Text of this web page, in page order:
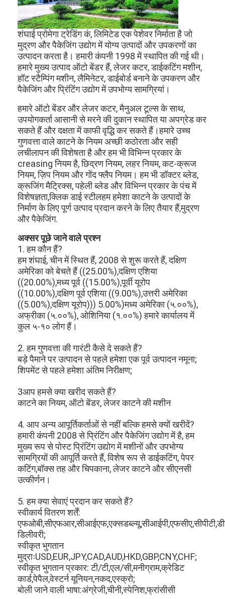
घर
उत्पादों
वीडियो
हमारे बारे में
कारखाना भ्रमण
गुणवत्ता नियंत्रण
संपर्क करें
समाचार
मामलों
लेजर काटने की मशीन
उपभोग्य काटना मरो
उपकरण मरने के काटने
ऑटो शराबी मशीन
औद्योगिक laminating मशीन
बनाने की मशीन
स्वत: पैकिंग मशीन
स्वत: मुद्रण मशीन
बाद प्रेस उपकरण
शंघाई प्रोमेगा ट्रेडिंग कं, लिमिटेड एक पेशेवर निर्माता है जो
मुद्रण और पैकेजिंग उद्योग में योग्य उत्पादों और उपकरणों का
उत्पादन करता है। हमारी कंपनी 1998 में स्थापित की गई थी।
हमारे मुख्य उत्पाद ऑटो बेंडर हैं, लेजर कटर, डाईकटिंग मशीन,
हॉट स्टैम्पिंग मशीन, लैमिनेटर, डाईबोर्ड बनाने के उपकरण और
पैकेजिंग और प्रिंटिंग उद्योग में उपभोग्य सामग्रियां।
हमारे ऑटो बेंडर और लेजर कटर, मैनुअल टूल्स के साथ,
उपयोगकर्ता आसानी से मरने की दुकान स्थापित या अपग्रेड कर
सकते हैं और दक्षता में काफी वृद्धि कर सकते हैं।हमारे उच्च
गुणवत्ता वाले काटने के नियम अच्छी कठोरता और सही
लचीलापन की विशेषता है और हम भी विभिन्न प्रकार के
creasing नियम है, छिद्रण नियम, लहर नियम, कट-क्रूज
नियम, ज़िप नियम और गोंद फ्लैप नियम। हम भी डॉक्टर ब्लेड,
क्रूजिंग मैट्रिक्स, पहेली ब्लेड और विभिन्न प्रकार के पंच में
विशेषज्ञता,क्लिक डाई स्टीलहम हमेशा काटने के उत्पादों के
निर्माण के लिए पूर्ण उत्पाद प्रदान करने के लिए तैयार हैं,मुद्रण
और पैकेजिंग.
अक्सर पूछे जाने वाले प्रश्न
1. हम कौन हैं?
हम शंघाई, चीन में स्थित हैं, 2008 से शुरू करते हैं, दक्षिण
अमेरिका को बेचते हैं ((25.00%),दक्षिण एशिया
((20.00%),मध्य पूर्व ((15.00%),पूर्वी यूरोप
((10.00%),दक्षिण पूर्व एशिया ((9.00%),उत्तरी अमेरिका
((5.00%),दक्षिण यूरोप))) 5.00%)मध्य अमेरिका (५.००%),
अफ्रीका (५.००%), ओशिनिया (१.००%) हमारे कार्यालय में
कुल ५-१० लोग हैं।
2. हम गुणवत्ता की गारंटी कैसे दे सकते हैं?
बड़े पैमाने पर उत्पादन से पहले हमेशा एक पूर्व उत्पादन नमूना;
शिपमेंट से पहले हमेशा अंतिम निरीक्षण;
3आप हमसे क्या खरीद सकते हैं?
काटने का नियम, ऑटो बेंडर, लेजर काटने की मशीन
4. आप अन्य आपूर्तिकर्ताओं से नहीं बल्कि हमसे क्यों खरीदें?
हमारी कंपनी 2008 से प्रिंटिंग और पैकेजिंग उद्योग में है, हम
मुख्य रूप से पोस्ट प्रिंटिंग उद्योग में मशीनों और उपभोग्य
सामग्रियों की आपूर्ति करते हैं, विशेष रूप से डाईकटिंग, पेपर
कटिंग,बॉक्स तह और चिपकाना, लेजर काटने और सीएनसी
उत्कीर्णन।
5. हम क्या सेवाएं प्रदान कर सकते हैं?
स्वीकार्य वितरण शर्तें:
डिलीवरी;
स्वीकृत भुगतान
मुद्राःUSD,EUR,JPY,CAD,AUD,HKD,GBP,CNY,CHF;
स्वीकृत भुगतान प्रकार: टी/टी,एल/सी,मनीग्राम,क्रेडिट
कार्ड,पेपैल,वेस्टर्न यूनियन,नकद,एस्क्रो;
बोली जाने वाली भाषा:अंग्रेजी,चीनी,स्पेनिश,फ्रांसीसी